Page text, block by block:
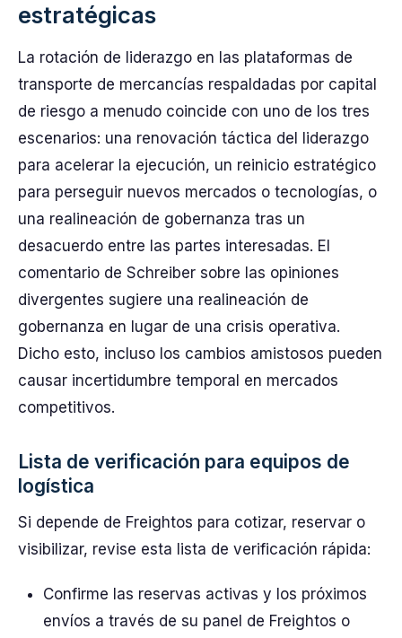
estratégicas
La rotación de liderazgo en las plataformas de
transporte de mercancías respaldadas por capital
de riesgo a menudo coincide con uno de los tres
escenarios: una renovación táctica del liderazgo
para acelerar la ejecución, un reinicio estratégico
para perseguir nuevos mercados o tecnologías, o
una realineación de gobernanza tras un
desacuerdo entre las partes interesadas. El
comentario de Schreiber sobre las opiniones
divergentes sugiere una realineación de
gobernanza en lugar de una crisis operativa.
Dicho esto, incluso los cambios amistosos pueden
causar incertidumbre temporal en mercados
competitivos.
Lista de verificación para equipos de
logística
Si depende de Freightos para cotizar, reservar o
visibilizar, revise esta lista de verificación rápida:
Confirme las reservas activas y los próximos
envíos a través de su panel de Freightos o